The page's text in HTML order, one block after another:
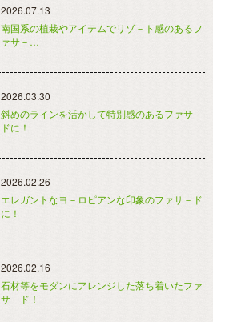
2026.07.13
南国系の植栽やアイテムでリゾ－ト感のあるフ
ァサ－…
2026.03.30
斜めのラインを活かして特別感のあるファサ－
ドに！
2026.02.26
エレガントなヨ－ロピアンな印象のファサ－ド
に！
2026.02.16
石材等をモダンにアレンジした落ち着いたファ
サ－ド！